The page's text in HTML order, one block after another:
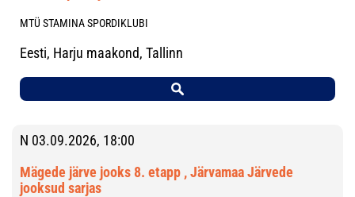
MTÜ STAMINA SPORDIKLUBI
Eesti, Harju maakond, Tallinn
N 03.09.2026, 18:00
Mägede järve jooks 8. etapp , Järvamaa Järvede
jooksud sarjas